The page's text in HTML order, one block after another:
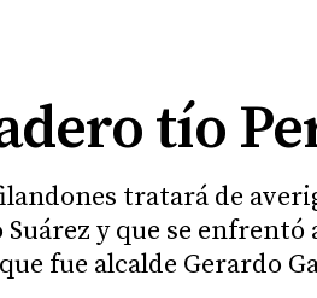
tío
tratará de
y que se
fue alcalde Gerardo